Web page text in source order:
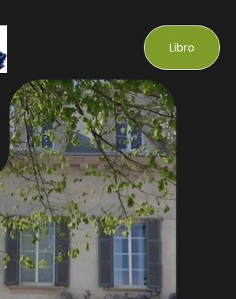
Libro